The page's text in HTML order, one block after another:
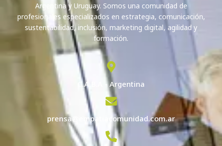
Argentina y Uruguay. Somos una comunidad de
profesionales especializados en estrategia, comunicación,
sustentabilidad, inclusión, marketing digital, agilidad y
formación.
C.A.B.A - Argentina
prensa@empatiacomunidad.com.ar